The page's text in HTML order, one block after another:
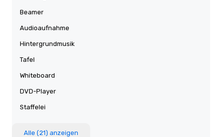
Beamer
Audioaufnahme
Hintergrundmusik
Tafel
Whiteboard
DVD-Player
Staffelei
Alle (21) anzeigen